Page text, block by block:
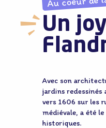
Un
Avec son
jardins redessinés
vers 1606 sur les
médiévale, a été
historiques.